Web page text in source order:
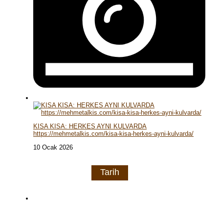
KISA KISA: HERKES AYNI KULVARDA
https://mehmetalkis.com/kisa-kisa-herkes-ayni-kulvarda/
10 Ocak 2026
Tarih